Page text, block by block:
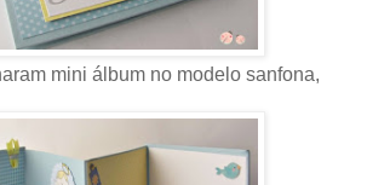
mini álbum no modelo sanfona,